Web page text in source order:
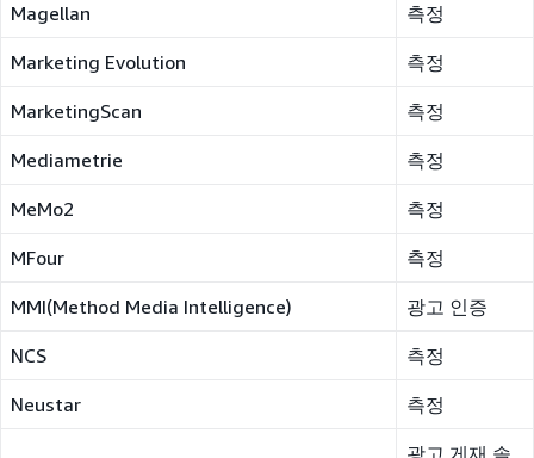
Magellan 측정
Marketing Evolution 측정
MarketingScan 측정
Mediametrie 측정
MeMo2 측정
MFour 측정
MMI(Method Media Intelligence) 광고 인증
NCS 측정
Neustar 측정
광고 게재 솔